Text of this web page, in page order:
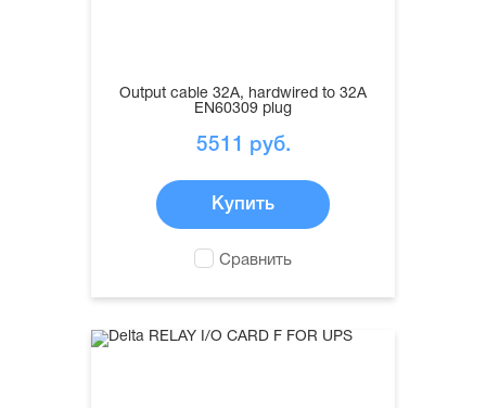
Output cable 32A, hardwired to 32A
EN60309 plug
5511 руб.
Купить
Сравнить